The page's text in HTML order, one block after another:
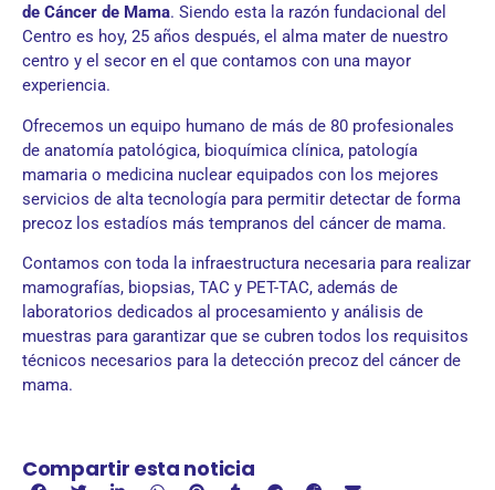
de Cáncer de Mama. Siendo esta la razón fundacional del
Centro es hoy, 25 años después, el alma mater de nuestro
centro y el secor en el que contamos con una mayor
experiencia.
Ofrecemos un equipo humano de más de 80 profesionales
de anatomía patológica, bioquímica clínica, patología
mamaria o medicina nuclear equipados con los mejores
servicios de alta tecnología para permitir detectar de forma
precoz los estadíos más tempranos del cáncer de mama.
Contamos con toda la infraestructura necesaria para realizar
mamografías, biopsias, TAC y PET-TAC, además de
laboratorios dedicados al procesamiento y análisis de
muestras para garantizar que se cubren todos los requisitos
técnicos necesarios para la detección precoz del cáncer de
mama.
Compartir esta noticia